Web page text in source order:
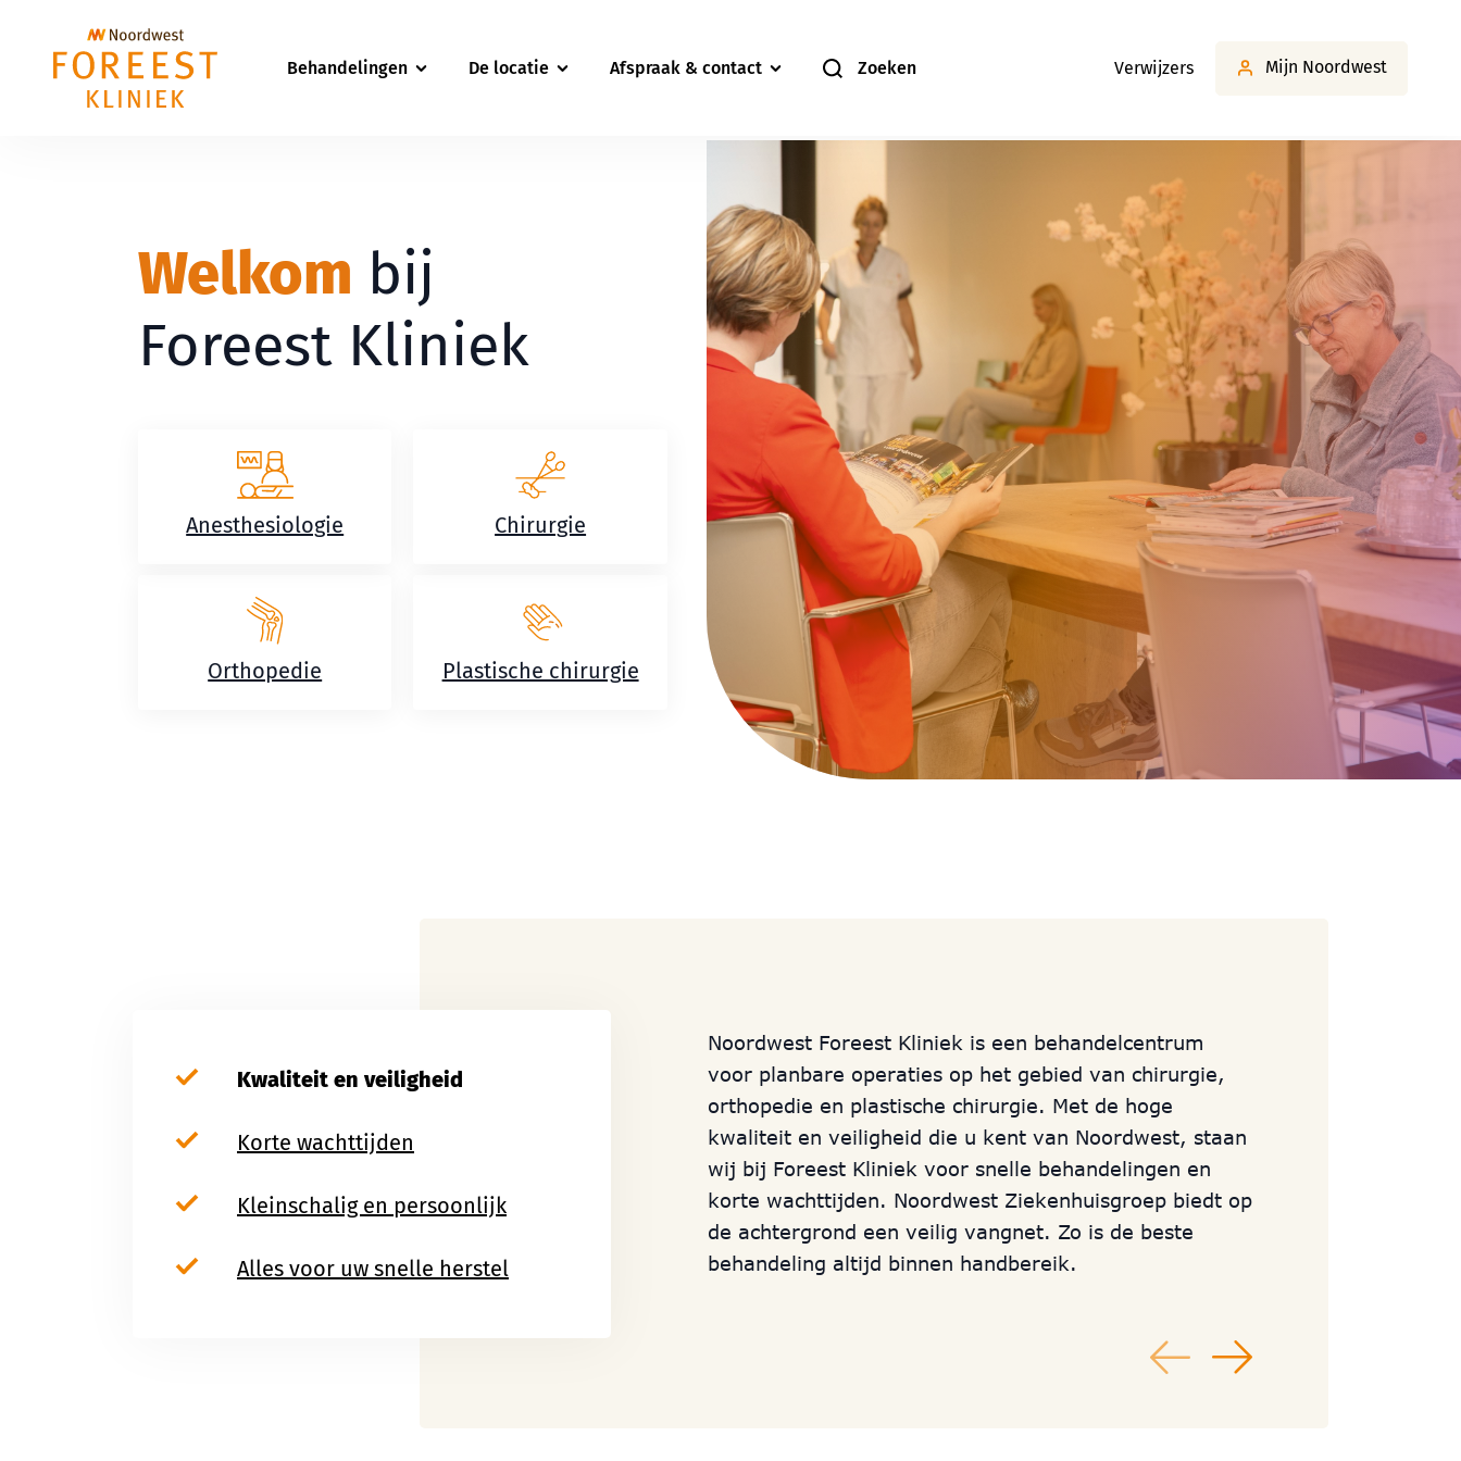
Behandelingen De locatie Afspraak & contact Zoeken Verwijzers Mijn Noordwest
Welkom bij
Foreest Kliniek
Anesthesiologie Chirurgie
Orthopedie Plastische chirurgie
Kwaliteit en veiligheid
Korte wachttijden
Kleinschalig en persoonlijk
Alles voor uw snelle herstel
Noordwest Foreest Kliniek is een behandelcentrum
voor planbare operaties op het gebied van chirurgie,
orthopedie en plastische chirurgie. Met de hoge
kwaliteit en veiligheid die u kent van Noordwest, staan
wij bij Foreest Kliniek voor snelle behandelingen en
korte wachttijden. Noordwest Ziekenhuisgroep biedt op
de achtergrond een veilig vangnet. Zo is de beste
behandeling altijd binnen handbereik.